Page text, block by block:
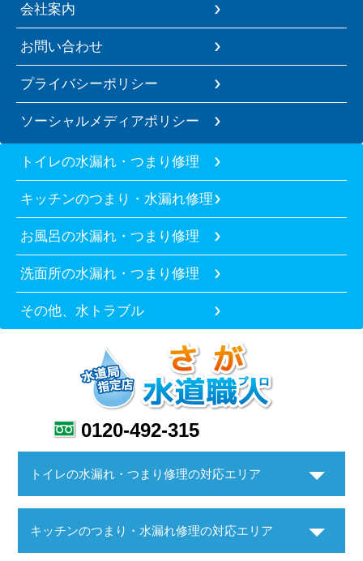
会社案内
お問い合わせ
プライバシーポリシー
ソーシャルメディアポリシー
トイレの水漏れ・つまり修理
キッチンのつまり・水漏れ修理
お風呂の水漏れ・つまり修理
洗面所の水漏れ・つまり修理
その他、水トラブル
0120-492-315
トイレの水漏れ・つまり修理の対応エリア
キッチンのつまり・水漏れ修理の対応エリア